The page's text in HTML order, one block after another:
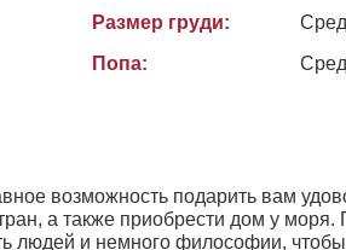
Размер груди:
Попа:
а также приобрести дом у
людей и немного философии,